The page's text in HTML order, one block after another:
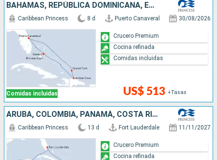
BAHAMAS, REPÚBLICA DOMINICANA, ESTADOS UNIDOS
Comidas incluidas
Caribbean Princess 8 d Puerto Canaveral 30/08/2026
US$ 513 +Tasas
Crucero Premium
Cocina refinada
Comidas incluidas
ARUBA, COLOMBIA, PANAMÁ, COSTA RICA, ISLAS CAIMÁN, MÉXICO, ESTADOS UNIDOS
Caribbean Princess 13 d Fort Lauderdale 11/11/2027
Crucero Premium
Cocina refinada